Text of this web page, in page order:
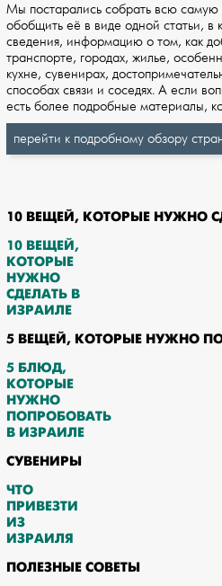
Мы постарались собрать всю
обобщить её в виде одной статьи,
сведения, информацию о том, как
транспорте, городах, жилье,
кухне, сувенирах,
способах связи и соседях. А если
есть более подробные материалы,
перейти к подробному обзору
10 ВЕЩЕЙ, КОТОРЫЕ НУЖНО
10 ВЕЩЕЙ,
КОТОРЫЕ
НУЖНО
СДЕЛАТЬ В
ИЗРАИЛЕ
5 ВЕЩЕЙ, КОТОРЫЕ НУЖНО
5 БЛЮД,
КОТОРЫЕ
НУЖНО
ПОПРОБОВАТЬ
В ИЗРАИЛЕ
СУВЕНИРЫ
ЧТО
ПРИВЕЗТИ
ИЗ
ИЗРАИЛЯ
ПОЛЕЗНЫЕ СОВЕТЫ